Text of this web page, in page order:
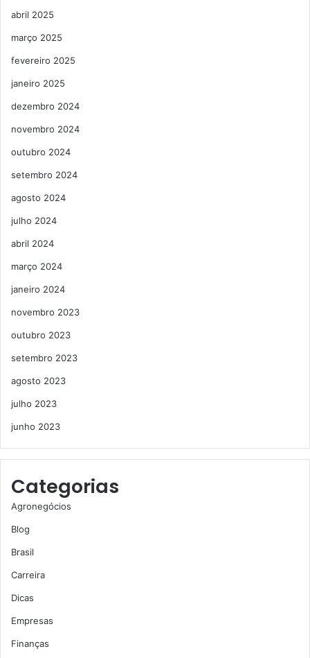
abril 2025
março 2025
fevereiro 2025
janeiro 2025
dezembro 2024
novembro 2024
outubro 2024
setembro 2024
agosto 2024
julho 2024
abril 2024
março 2024
janeiro 2024
novembro 2023
outubro 2023
setembro 2023
agosto 2023
julho 2023
junho 2023
Categorias
Agronegócios
Blog
Brasil
Carreira
Dicas
Empresas
Finanças